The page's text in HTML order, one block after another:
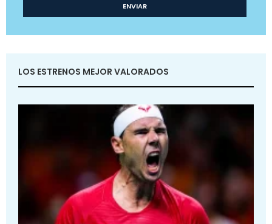
LOS ESTRENOS MEJOR VALORADOS